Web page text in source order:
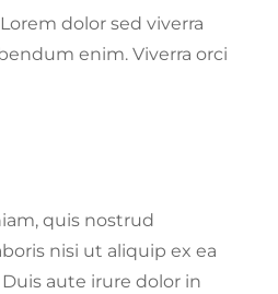
dolor sed viverra
enim. Viverra orci
quis nostrud
nisi ut aliquip ex ea
aute irure dolor in